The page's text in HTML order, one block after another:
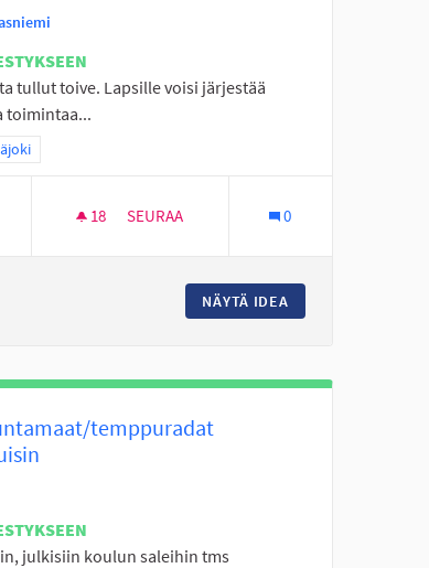
tullut toive. Lapsille voisi järjestää
toimintaa...
mukaan: Eteläinen Seinäjoki
18 18 SEURAAJAA
SEURAA 0
NÄYTÄ IDEA
temppuradat
julkisiin koulun saleihin tms